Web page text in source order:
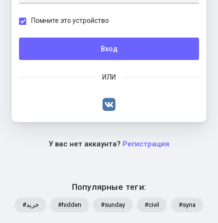
Популярные теги:
#خرید #hidden #sunday #civil #syna
Помните это устройство
Вход
ИЛИ
У вас нет аккаунта? Регистрация